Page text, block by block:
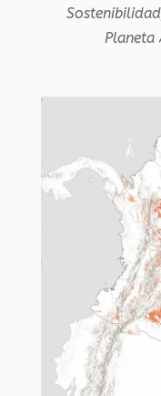
Sostenibilidad
Planeta